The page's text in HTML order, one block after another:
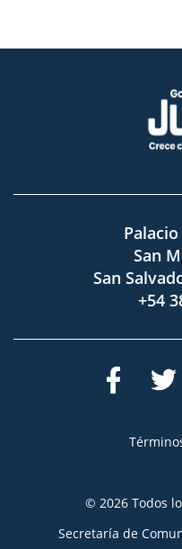
San
San
+54
© 2026 Todos
Secretaría de